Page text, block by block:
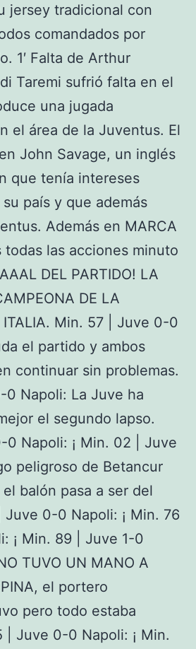
jersey tradicional con
comandados por
1′ Falta de Arthur
Taremi sufrió falta en el
una jugada
el área de la Juventus. El
John Savage, un inglés
que tenía intereses
país y que además
Además en MARCA
todas las acciones minuto
DEL PARTIDO! LA
DE LA
ITALIA. Min. 57 | Juve 0-0
el partido y ambos
continuar sin problemas.
Napoli: La Juve ha
el segundo lapso.
Napoli: ¡ Min. 02 | Juve
peligroso de Betancur
balón pasa a ser del
0-0 Napoli: ¡ Min. 76
¡ Min. 89 | Juve 1-0
TUVO UN MANO A
el portero
pero todo estaba
| Juve 0-0 Napoli: ¡ Min.